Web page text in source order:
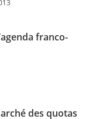
franco-
des quotas